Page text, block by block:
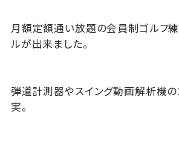
月額定額通い放題の会員制ゴルフ
ルが出来ました。
弾道計測器やスイング動画解析機
実。